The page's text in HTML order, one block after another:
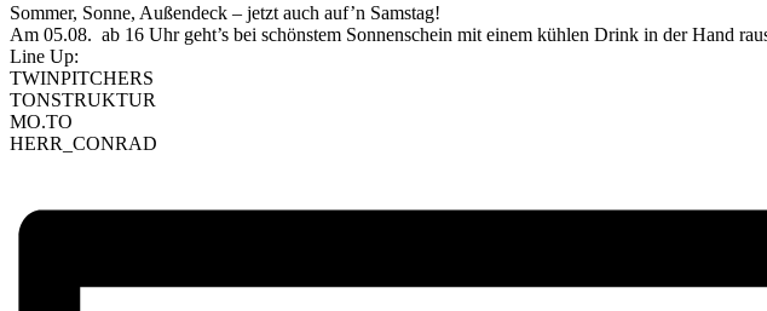
Sommer, Sonne, Außendeck – jetzt auch auf’n Samstag!
Am 05.08. ab 16 Uhr geht’s bei schönstem Sonnenschein mit einem kühlen Drink in der Hand
Line Up:
TWINPITCHERS
TONSTRUKTUR
MO.TO
HERR_CONRAD